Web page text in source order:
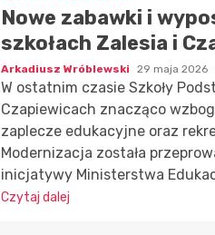
Nowe zabawki i
szkołach Zalesia i
Arkadiusz Wróblewski 29 maja 2026
W ostatnim czasie Szkoły
Czapiewicach znacząco
zaplecze edukacyjne oraz
Modernizacja została
inicjatywy Ministerstwa
Czytaj dalej